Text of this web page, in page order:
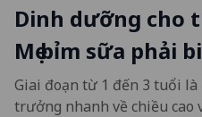
Dinh dưỡng cho
Mẹ bỉm sữa phải
Giai đoạn từ 1 đến 3 tuổi là
trưởng nhanh về chiều cao